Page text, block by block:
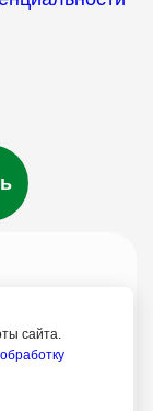
сайта.